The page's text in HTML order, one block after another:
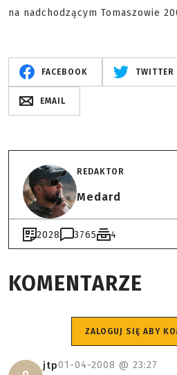
na nadchodzącym Tomaszowie
FACEBOOK TWITTER
EMAIL
REDAKTOR
Medard
2028 3765 4
KOMENTARZE
ZALOGUJ SIĘ ABY
jtp01-04-2008 @ 23:27